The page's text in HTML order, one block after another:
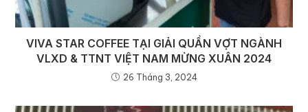
VIVA STAR COFFEE TẠI GIẢI QUẦN VỢT NGÀNH
VLXD & TTNT VIỆT NAM MỪNG XUÂN 2024
26 Tháng 3, 2024